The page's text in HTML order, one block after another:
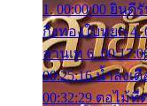
1. 00:00:00 ยินดี
กิ่งทองใบหยก 4.
ลานเท 6.
00:25:16 น้ำลงเ
00:32:29 ตอไม้ที่